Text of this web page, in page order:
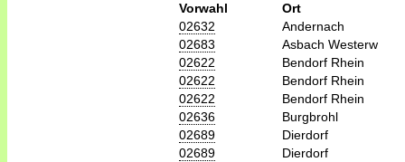
Vorwahl
Ort
02632
Andernach
02683
Asbach Westerw
02622
Bendorf Rhein
02622
Bendorf Rhein
02622
Bendorf Rhein
02636
Burgbrohl
02689
Dierdorf
02689
Dierdorf